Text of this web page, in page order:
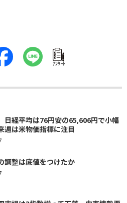
ｱﾝｹｰﾄ
日経平均は76円安の65,606円で小幅
は米物価指標に注目
調整は底値をつけたか